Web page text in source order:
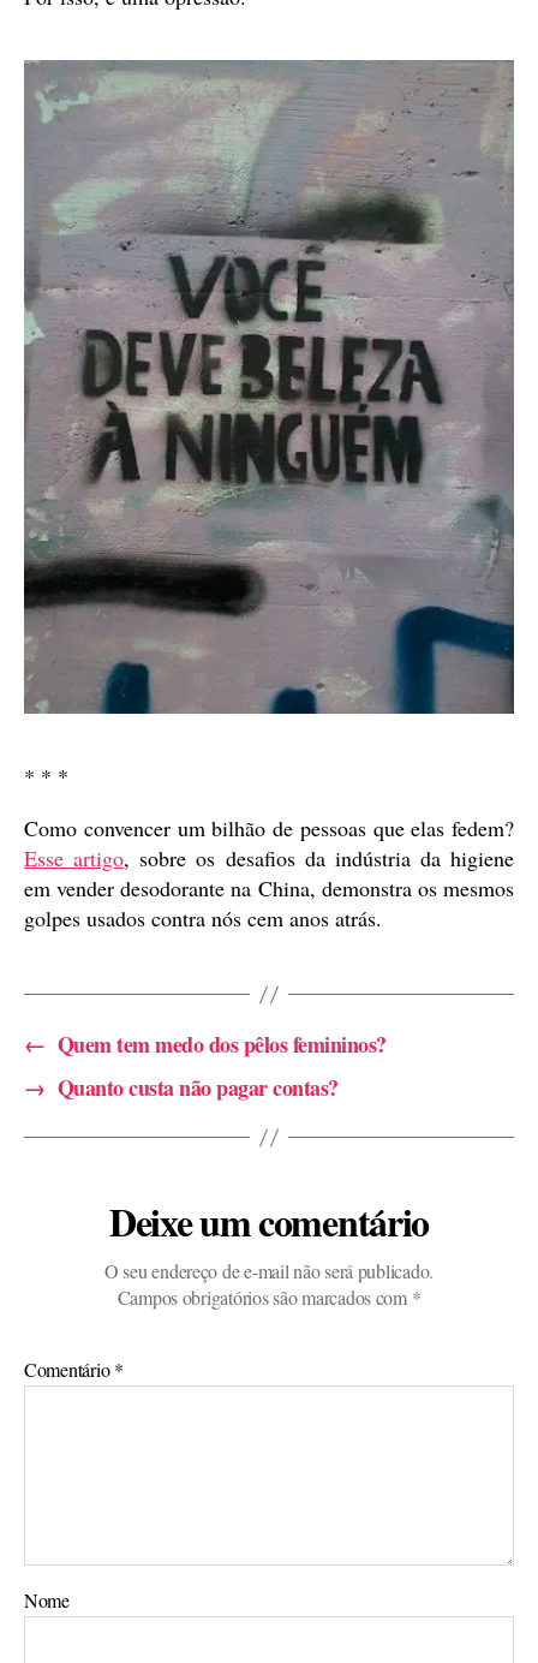
* * *
Como convencer um bilhão de pessoas que elas fedem?
Esse artigo, sobre os desafios da indústria da higiene
em vender desodorante na China, demonstra os mesmos
golpes usados contra nós cem anos atrás.
← Quem tem medo dos pêlos femininos?
→ Quanto custa não pagar contas?
Deixe um comentário
O seu endereço de e-mail não será publicado.
Campos obrigatórios são marcados com *
Comentário*
Nome